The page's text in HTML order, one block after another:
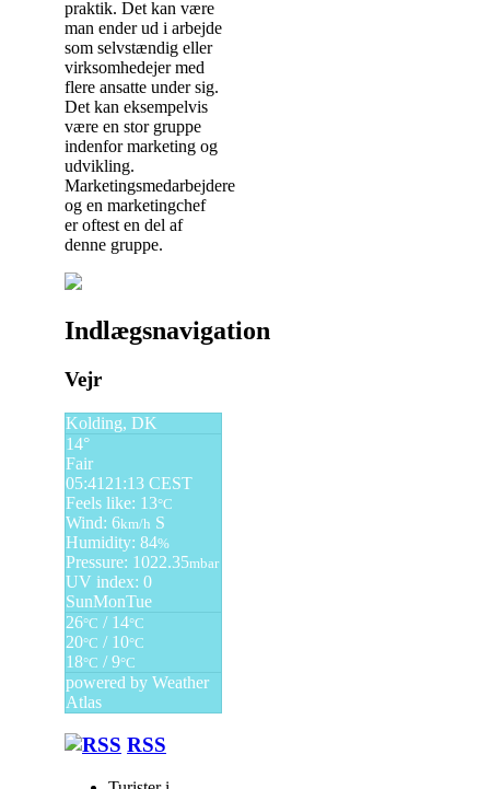
praktik. Det kan være
man ender ud i arbejde
som selvstændig eller
virksomhedejer med
flere ansatte under sig.
Det kan eksempelvis
være en stor gruppe
indenfor marketing og
udvikling.
Marketingsmedarbejdere
og en marketingchef
er oftest en del af
denne gruppe.
Indlægsnavigation
Vejr
Kolding, DK
14°
Fair
05:41 21:13 CEST
Feels like: 13°C
Wind: 6km/h S
Humidity: 84%
Pressure: 1022.35mbar
UV index: 0
SunMonTue
26°C / 14°C
20°C / 10°C
18°C / 9°C
powered by Weather
Atlas
RSS